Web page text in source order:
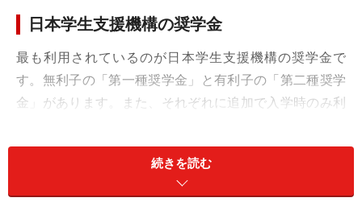
日本学生支援機構の奨学金
最も利用されているのが日本学生支援機構の奨学金で
す。無利子の「第一種奨学金」と有利子の「第二種奨学
金」があります。また、それぞれに追加で入学時のみ利
ます。いずれも所得基準があり、その条件をクリアして
いなければ申込むことはできません。
続きを読む